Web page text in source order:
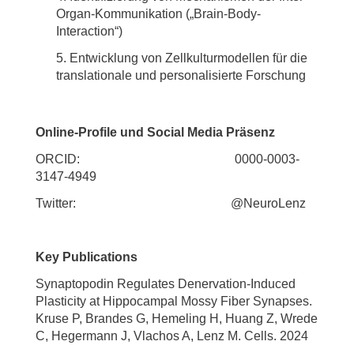
Organ-Kommunikation („Brain-Body-
Interaction“)
Entwicklung von Zellkulturmodellen für die
translationale und personalisierte Forschung
Online-Profile und Social Media Präsenz
ORCID: 0000-0003-
3147-4949
Twitter: @NeuroLenz
Key Publications
Synaptopodin Regulates Denervation-Induced
Plasticity at Hippocampal Mossy Fiber Synapses.
Kruse P, Brandes G, Hemeling H, Huang Z, Wrede
C, Hegermann J, Vlachos A, Lenz M. Cells. 2024